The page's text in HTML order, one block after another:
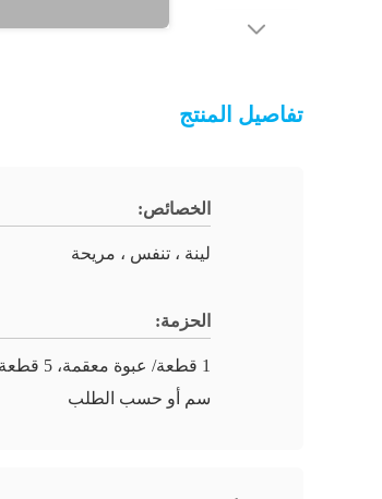
تفاصيل المنتج
الخصائص:
لينة ، تنفس ، مريحة
الحزمة:
سم أو حسب الطلب